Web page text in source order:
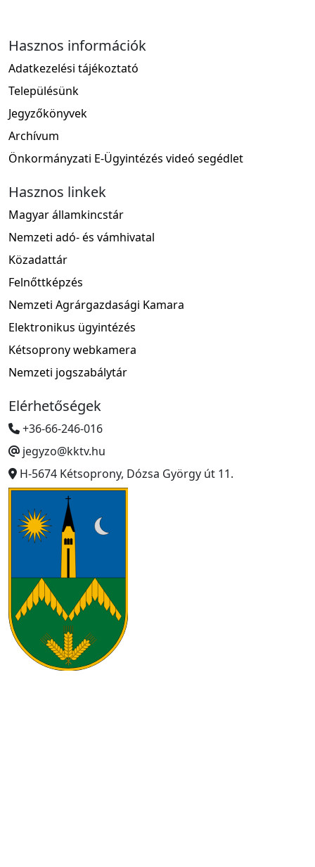
Hasznos információk
Adatkezelési tájékoztató
Településünk
Jegyzőkönyvek
Archívum
Önkormányzati E-Ügyintézés videó segédlet
Hasznos linkek
Magyar államkincstár
Nemzeti adó- és vámhivatal
Közadattár
Felnőttképzés
Nemzeti Agrárgazdasági Kamara
Elektronikus ügyintézés
Kétsoprony webkamera
Nemzeti jogszabálytár
Elérhetőségek
+36-66-246-016
jegyzo@kktv.hu
H-5674 Kétsoprony, Dózsa György út 11.